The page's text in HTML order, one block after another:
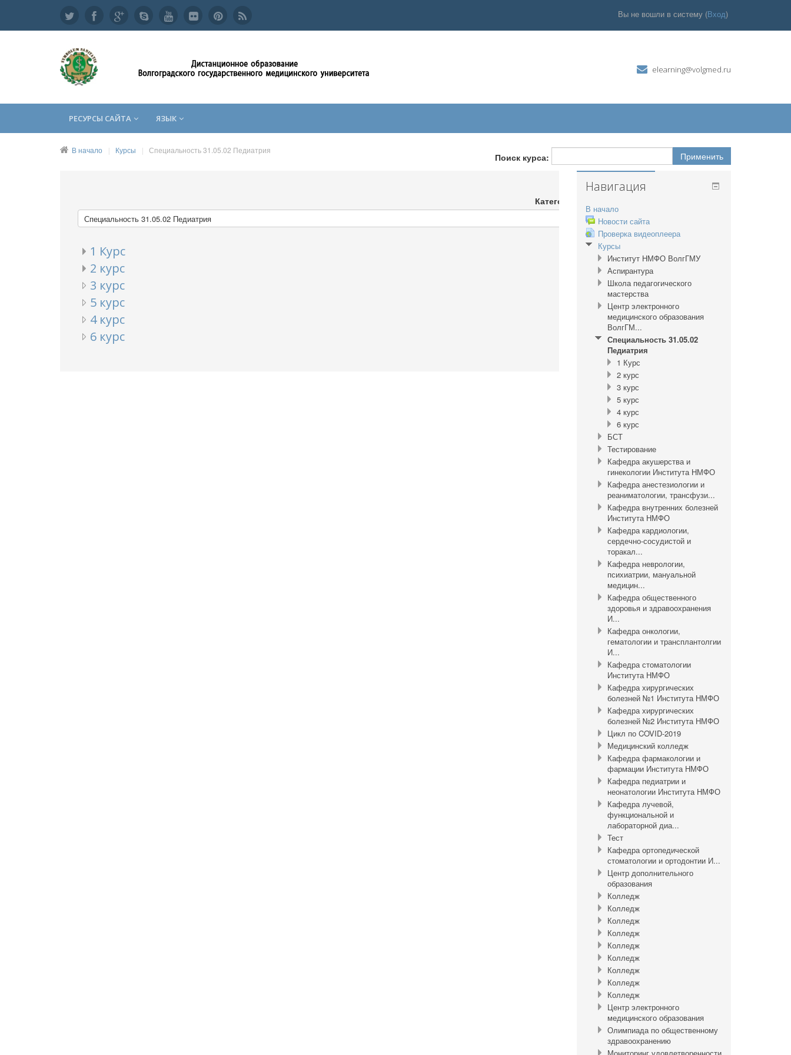
Вы не вошли в систему (Вход)
elearning@volgmed.ru
РЕСУРСЫ САЙТА ЯЗЫК
В начало Курсы Специальность 31.05.02 Педиатрия
Поиск курса:
Категории курсов:
1 Курс
2 курс
3 курс
5 курс
4 курс
6 курс
Навигация
В начало
Новости сайта
Проверка видеоплеера
Курсы
Институт НМФО ВолгГМУ
Аспирантура
Школа педагогического
мастерства
Центр электронного
медицинского образования
ВолгГМ...
Специальность 31.05.02
Педиатрия
1 Курс
2 курс
3 курс
5 курс
4 курс
6 курс
БСТ
Тестирование
Кафедра акушерства и
гинекологии Института НМФО
Кафедра анестезиологии и
реаниматологии, трансфузи...
Кафедра внутренних болезней
Института НМФО
Кафедра кардиологии,
сердечно-сосудистой и
торакал...
Кафедра неврологии,
психиатрии, мануальной
медицин...
Кафедра общественного
здоровья и здравоохранения
И...
Кафедра онкологии,
гематологии и трансплантолгии
И...
Кафедра стоматологии
Института НМФО
Кафедра хирургических
болезней №1 Института НМФО
Кафедра хирургических
болезней №2 Института НМФО
Цикл по COVID-2019
Медицинский колледж
Кафедра фармакологии и
фармации Института НМФО
Кафедра педиатрии и
неонатологии Института НМФО
Кафедра лучевой,
функциональной и
лабораторной диа...
Тест
Кафедра ортопедической
стоматологии и ортодонтии И...
Центр дополнительного
образования
Колледж
Колледж
Колледж
Колледж
Колледж
Колледж
Колледж
Колледж
Колледж
Центр электронного
медицинского образования
Олимпиада по общественному
здравоохранению